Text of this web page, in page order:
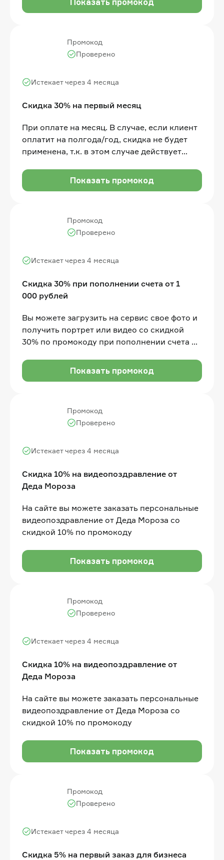
месяц пользования услугами в подарок
Промокод
Скидка 30% на первый месяц
Истекает через 4 месяца
Проверено
При оплате на месяц. В случае, если клиент
оплатит на полгода/год, скидка не будет
применена, т.к. в этом случае действует
Показать промокод
Промокод
Скидка 30% при пополнении счета от 1
000 рублей
Истекает через 4 месяца
Проверено
Вы можете загрузить на сервис свое фото и
получить портрет или видео со скидкой
30% по промокоду при пополнении счета от
Показать промокод
Промокод
Скидка 10% на видеопоздравление от
Деда Мороза
Истекает через 4 месяца
Проверено
На сайте вы можете заказать персональные
видеопоздравление от Деда Мороза со
скидкой 10% по промокоду
Показать промокод
Промокод
Скидка 10% на видеопоздравление от
Деда Мороза
Истекает через 4 месяца
Проверено
На сайте вы можете заказать персональные
видеопоздравление от Деда Мороза со
скидкой 10% по промокоду
Показать промокод
Промокод
Скидка 5% на первый заказ для бизнеса
Истекает через 4 месяца
Проверено